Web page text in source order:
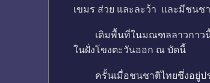
เขมร ส่วย และละว้า และมีชนช
เดิมพื้นที่ในมณฑลลาวกาวนี้ เ
ในฝั่งโขงตะวันออก ณ บัดนี้
ครั้นเมื่อชนชาติไทยซึ่งอยู่ประ